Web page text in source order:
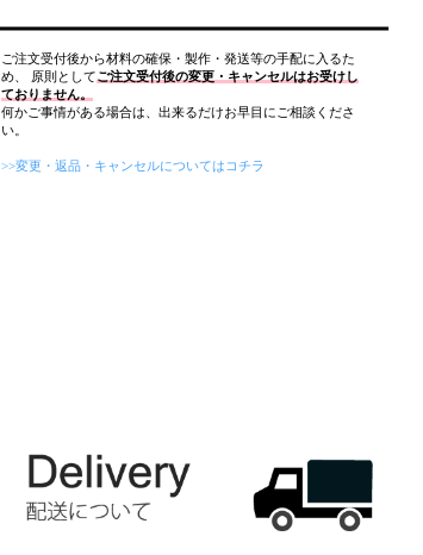
ご注文受付後から材料の確保・製作・発送等の手配に入るた
め、 原則としてご注文受付後の変更・キャンセルはお受けし
ておりません。
何かご事情がある場合は、出来るだけお早目にご相談くださ
い。
>>変更・返品・キャンセルについてはコチラ